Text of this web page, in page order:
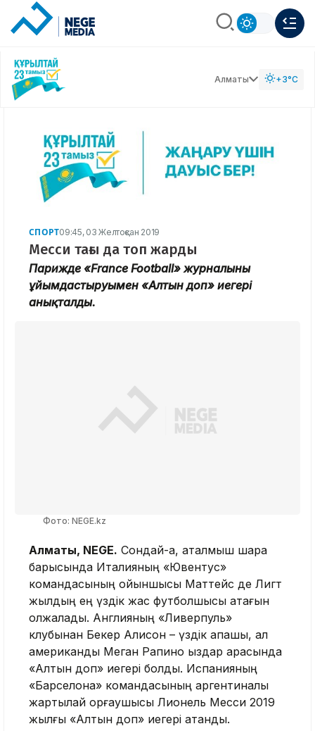
Алматы +3°C
СПОРТ09:45, 03 Желтоқсан 2019
Месси тағы да топ жарды
Парижде «France Football» журналының
ұйымдастыруымен «Алтын доп» иегері
анықталды.
Фото: NEGE.kz
Алматы, NEGE. Сондай-ақ, аталмыш шара
барысында Италияның «Ювентус»
командасының ойыншысы Маттейс де Лигт
жылдың ең үздік жас футболшысы атағын
олжалады. Англияның «Ливерпуль»
клубынан Бекер Алисон – үздік қақпашы, ал
американдық Меган Рапино қыздар арасында
«Алтын доп» иегері болды. Испанияның
«Барселона» командасының аргентиналық
жартылай қорғаушысы Лионель Месси 2019
жылғы «Алтын доп» иегері атанды.